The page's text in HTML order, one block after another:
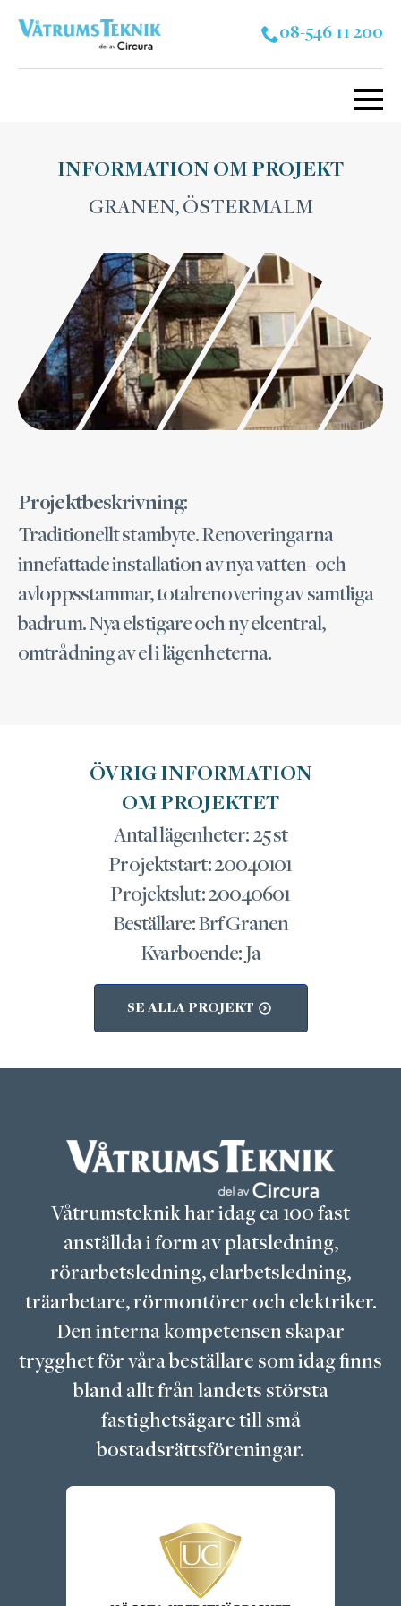
08-546 11 200
INFORMATION OM PROJEKT
GRANEN, ÖSTERMALM
Projektbeskrivning:
Traditionellt stambyte. Renoveringarna
innefattade installation av nya vatten- och
avloppsstammar, totalrenovering av samtliga
badrum. Nya elstigare och ny elcentral,
omtrådning av el i lägenheterna.
ÖVRIG INFORMATION
OM PROJEKTET
Antal lägenheter: 25 st
Projektstart: 20040101
Projektslut: 20040601
Beställare: Brf Granen
Kvarboende: Ja
SE ALLA PROJEKT
Våtrumsteknik har idag ca 100 fast
anställda i form av platsledning,
rörarbetsledning, elarbetsledning,
träarbetare, rörmontörer och elektriker.
Den interna kompetensen skapar
trygghet för våra beställare som idag finns
bland allt från landets största
fastighetsägare till små
bostadsrättsföreningar.